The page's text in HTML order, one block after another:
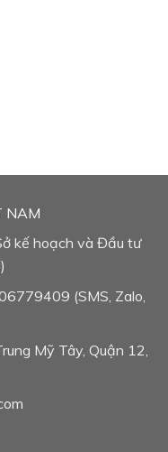
NAM
kế hoạch và Đầu tư
(SMS, Zalo,
Mỹ Tây, Quận 12,